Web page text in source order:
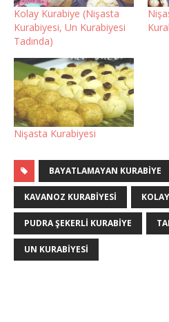
Kolay Kurabiye (Nişasta
Kurabiyesi, Un Kurabiyesi
Tadında)
Nişasta Kurabiyesi
BAYATLAMAYAN KURABIYE
KAVANOZ KURABIYESI KOLAY
PUDRA ŞEKERLI KURABIYE
UN KURABIYESI